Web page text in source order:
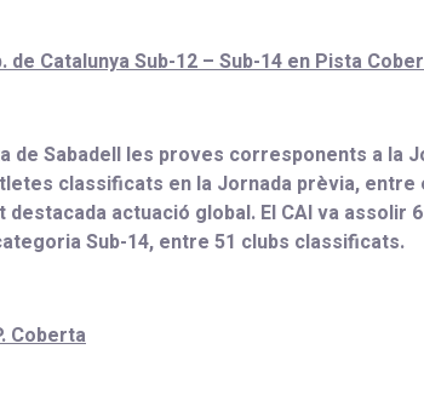
Catalunya Sub-12 – Sub-14 en Pista
Sabadell les proves corresponents a la
classificats en la Jornada prèvia, entre
actuació global. El CAI va
Sub-14, entre 51 clubs classificats.
Coberta